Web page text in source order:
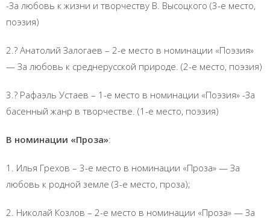
-За любовь к жизни и творчеству В. Высоцкого (3-е место,
поэзия)
2.? Анатолий Залогаев – 2-е место в номинации «Поэзия»
— За любовь к среднерусской природе. (2-е место, поэзия)
3.? Рафаэль Устаев – 1-е место в номинации «Поэзия» -За
басенный жанр в творчестве. (1-е место, поэзия)
В номинации «Проза»:
1. Илья Грехов – 3-е место в номинации «Проза» — За
любовь к родной земле (3-е место, проза);
2. Николай Козлов – 2-е место в номинации «Проза» — За